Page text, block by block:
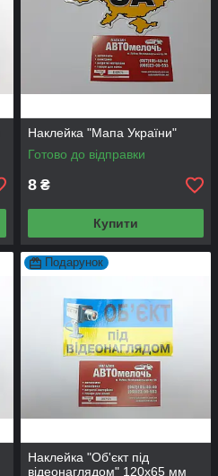
Наклейка "Мапа України"
Готово до відправки
8 ₴
Купити
Подарунок
Наклейка "Об'єкт під
відеонаглядом" 120х65 мм